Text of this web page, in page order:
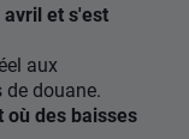
et s'est
aux
douane.
où des baisses